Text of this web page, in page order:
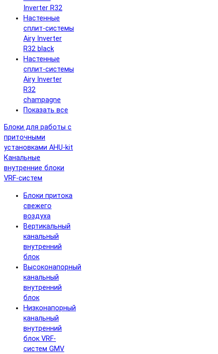
Inverter R32
Настенные
сплит-системы
Airy Inverter
R32 black
Настенные
сплит-системы
Airy Inverter
R32
champagne
Показать все
Блоки для работы с
приточными
установками AHU-kit
Канальные
внутренние блоки
VRF-систем
Блоки притока
свежего
воздуха
Вертикальный
канальный
внутренний
блок
Высоконапорный
канальный
внутренний
блок
Низконапорный
канальный
внутренний
блок VRF-
систем GMV